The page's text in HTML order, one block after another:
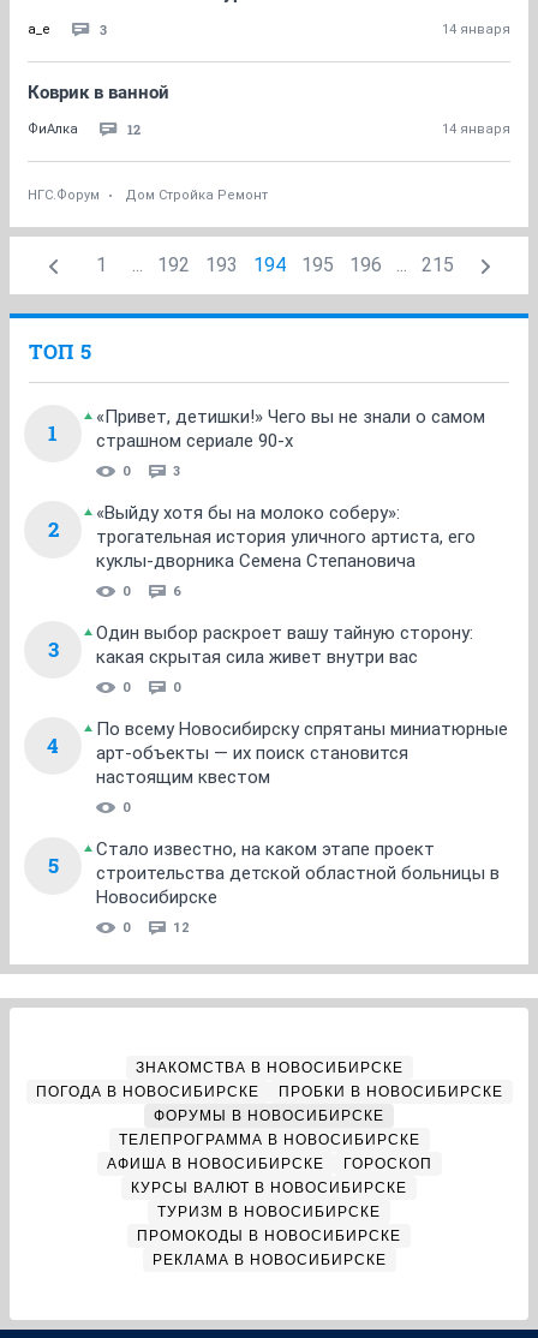
a_e 3 14 января
Коврик в ванной
ФиАлка 12 14 января
НГС.Форум Дом Стройка Ремонт
1 ... 192 193 194 195 196 ... 215
ТОП 5
1
«Привет, детишки!» Чего вы не знали о самом
страшном сериале 90-х
0 3
2
«Выйду хотя бы на молоко соберу»:
трогательная история уличного артиста, его
куклы-дворника Семена Степановича
0 6
3
Один выбор раскроет вашу тайную сторону:
какая скрытая сила живет внутри вас
0 0
4
По всему Новосибирску спрятаны миниатюрные
арт-объекты — их поиск становится
настоящим квестом
0
5
Стало известно, на каком этапе проект
строительства детской областной больницы в
Новосибирске
0 12
ЗНАКОМСТВА В НОВОСИБИРСКЕ
ПОГОДА В НОВОСИБИРСКЕ
ПРОБКИ В НОВОСИБИРСКЕ
ФОРУМЫ В НОВОСИБИРСКЕ
ТЕЛЕПРОГРАММА В НОВОСИБИРСКЕ
АФИША В НОВОСИБИРСКЕ
ГОРОСКОП
КУРСЫ ВАЛЮТ В НОВОСИБИРСКЕ
ТУРИЗМ В НОВОСИБИРСКЕ
ПРОМОКОДЫ В НОВОСИБИРСКЕ
РЕКЛАМА В НОВОСИБИРСКЕ